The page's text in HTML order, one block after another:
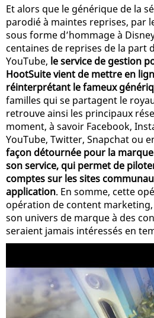
Et alors que le générique de la
parodié à maintes reprises, par
sous forme d’hommage à
centaines de reprises de la part
YouTube, le service de gestion
HootSuite vient de mettre en
réinterprétant le fameux
familles qui se partagent le
retrouve ainsi les principaux
moment, à savoir Facebook,
YouTube, Twitter, Snapchat ou
façon détournée pour la
son service, qui permet de
comptes sur les sites
application. En somme, cette
opération de content
son univers de marque à des
seraient jamais intéressés en